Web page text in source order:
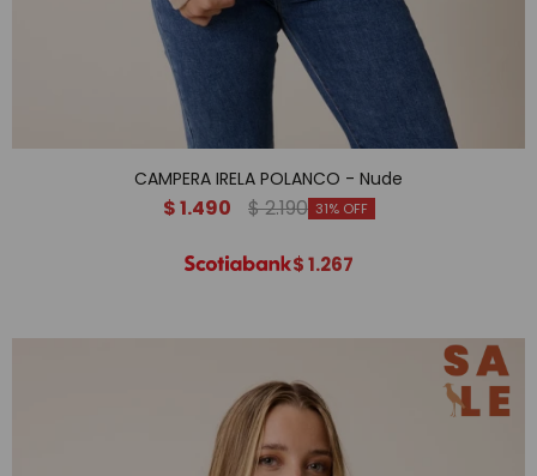
CAMPERA IRELA POLANCO - Nude
$1.490 $2.190 31
$1.267